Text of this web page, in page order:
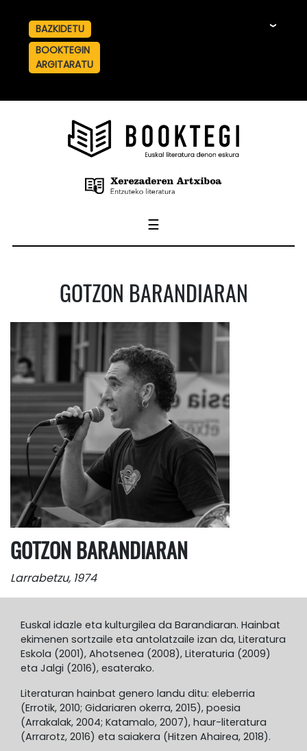
BAZKIDETU
BOOKTEGIN
ARGITARATU
☰
GOTZON BARANDIARAN
GOTZON BARANDIARAN
Larrabetzu, 1974
Euskal idazle eta kulturgilea da Barandiaran. Hainbat
ekimenen sortzaile eta antolatzaile izan da, Literatura
Eskola (2001), Ahotsenea (2008), Literaturia (2009)
eta Jalgi (2016), esaterako.
Literaturan hainbat genero landu ditu: eleberria
(Errotik, 2010; Gidariaren okerra, 2015), poesia
(Arrakalak, 2004; Katamalo, 2007), haur-literatura
(Arrarotz, 2016) eta saiakera (Hitzen Ahairea, 2018).